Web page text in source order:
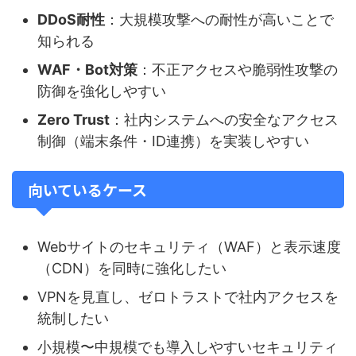
DDoS耐性 ：大規模攻撃への耐性が高いことで
知られる
WAF・Bot対策 ：不正アクセスや脆弱性攻撃の
防御を強化しやすい
Zero Trust ：社内システムへの安全なアクセス
制御（端末条件・ID連携）を実装しやすい
向いているケース
Webサイトのセキュリティ（WAF）と表示速度
（CDN）を同時に強化したい
VPNを見直し、ゼロトラストで社内アクセスを
統制したい
小規模〜中規模でも導入しやすいセキュリティ